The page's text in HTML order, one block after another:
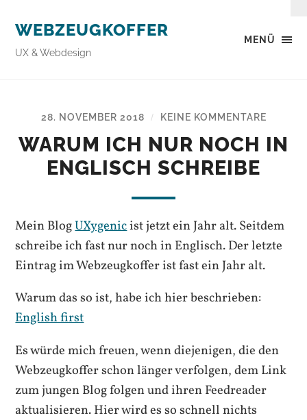
MENÜ
WEBZEUGKOFFER
UX & Webdesign
28. NOVEMBER 2018 / KEINE KOMMENTARE
WARUM ICH NUR NOCH IN
ENGLISCH SCHREIBE
Mein BlogUXygenicist jetzt ein Jahr alt. Seitdem
schreibe ich fast nur noch in Englisch. Der letzte
Eintrag im Webzeugkoffer ist fast ein Jahr alt.
Warum das so ist, habe ich hier beschrieben:
English first
Es würde mich freuen, wenn diejenigen, die den
Webzeugkoffer schon länger verfolgen, dem Link
zum jungen Blog folgen und ihren Feedreader
aktualisieren. Hier wird es so schnell nichts